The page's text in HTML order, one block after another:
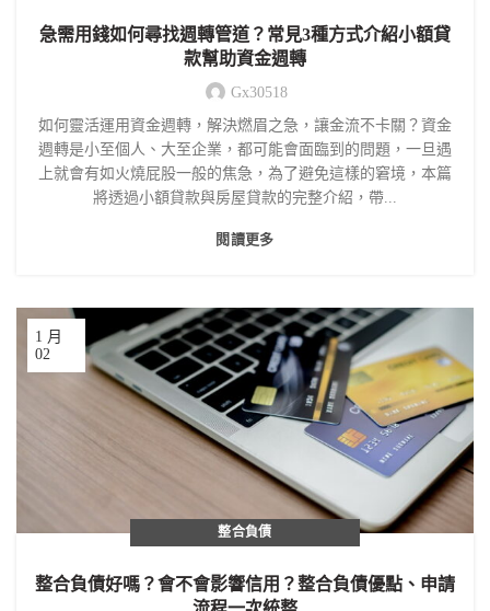
急需用錢如何尋找週轉管道？常見3種方式介紹小額貸
款幫助資金週轉
Gx30518
如何靈活運用資金週轉，解決燃眉之急，讓金流不卡關？資金
週轉是小至個人、大至企業，都可能會面臨到的問題，一旦遇
上就會有如火燒屁股一般的焦急，為了避免這樣的窘境，本篇
將透過小額貸款與房屋貸款的完整介紹，帶...
閱讀更多
02
1 月
整合負債
整合負債好嗎？會不會影響信用？整合負債優點、申請